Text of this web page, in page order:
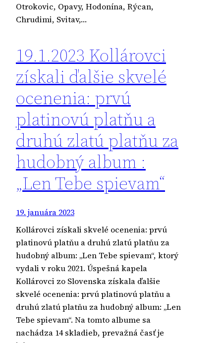
Otrokovic, Opavy, Hodonína, Rýcan,
Chrudimi, Svitav,…
19.1.2023 Kollárovci
získali ďalšie skvelé
ocenenia: prvú
platinovú platňu a
druhú zlatú platňu za
hudobný album :
„Len Tebe spievam“
19. januára 2023
Kollárovci získali skvelé ocenenia: prvú
platinovú platňu a druhú zlatú platňu za
hudobný album: „Len Tebe spievam“, ktorý
vydali v roku 2021. Úspešná kapela
Kollárovci zo Slovenska získala ďalšie
skvelé ocenenia: prvú platinovú platňu a
druhú zlatú platňu za hudobný album: „Len
Tebe spievam“. Na tomto albume sa
nachádza 14 skladieb, prevažná časť je